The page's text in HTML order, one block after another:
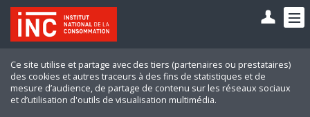
Ce site utilise et partage avec des tiers (partenaires ou prestataires)
des cookies et autres traceurs à des fins de statistiques et de
mesure d’audience, de partage de contenu sur les réseaux sociaux
et d’utilisation d'outils de visualisation multimédia.